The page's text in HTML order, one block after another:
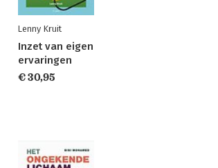
Lenny Kruit
Inzet van eigen
ervaringen
€ 30,95